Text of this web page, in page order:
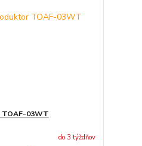
03WT
do 3 týždňov